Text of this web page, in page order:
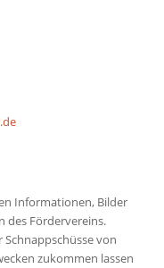
Informationen, Bilder
des Fördervereins.
von
zukommen lassen